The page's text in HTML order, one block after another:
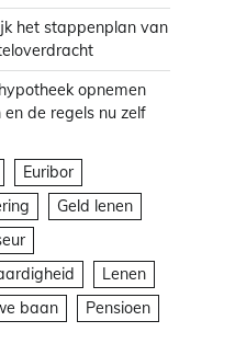
het stappenplan van
opnemen
de regels nu zelf
Euribor
Geld lenen
Lenen
baan
Pensioen